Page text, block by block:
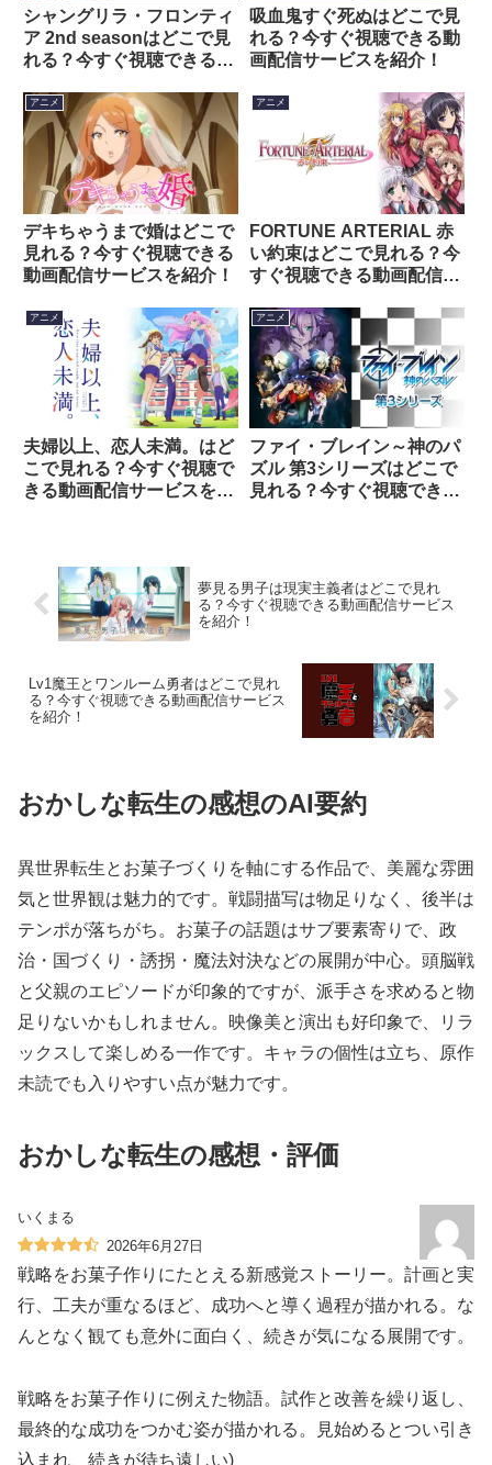
シャングリラ・フロンティ
ア 2nd seasonはどこで見
れる？今すぐ視聴できる動
吸血鬼すぐ死ぬはどこで見
れる？今すぐ視聴できる動
画配信サービスを紹介！
アニメ
デキちゃうまで婚はどこで
見れる？今すぐ視聴できる
動画配信サービスを紹介！
アニメ
FORTUNE ARTERIAL 赤
い約束はどこで見れる？今
すぐ視聴できる動画配信サ
アニメ
夫婦以上、恋人未満。はど
こで見れる？今すぐ視聴で
きる動画配信サービスを紹
アニメ
ファイ・ブレイン～神のパ
ズル 第3シリーズはどこで
見れる？今すぐ視聴できる
夢見る男子は現実主義者はどこで見れ
る？今すぐ視聴できる動画配信サービス
を紹介！
Lv1魔王とワンルーム勇者はどこで見れ
る？今すぐ視聴できる動画配信サービス
を紹介！
おかしな転生の感想のAI要約
異世界転生とお菓子づくりを軸にする作品で、美麗な雰囲
気と世界観は魅力的です。戦闘描写は物足りなく、後半は
テンポが落ちがち。お菓子の話題はサブ要素寄りで、政
治・国づくり・誘拐・魔法対決などの展開が中心。頭脳戦
と父親のエピソードが印象的ですが、派手さを求めると物
足りないかもしれません。映像美と演出も好印象で、リラ
ックスして楽しめる一作です。キャラの個性は立ち、原作
未読でも入りやすい点が魅力です。
おかしな転生の感想・評価
いくまる
2026年6月27日
戦略をお菓子作りにたとえる新感覚ストーリー。計画と実
行、工夫が重なるほど、成功へと導く過程が描かれる。な
んとなく観ても意外に面白く、続きが気になる展開です。
戦略をお菓子作りに例えた物語。試作と改善を繰り返し、
最終的な成功をつかむ姿が描かれる。見始めるとつい引き
込まれ、続きが待ち遠しい)